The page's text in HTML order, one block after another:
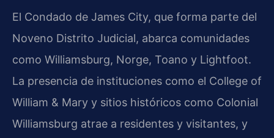
El Condado de James City, que forma parte del
Noveno Distrito Judicial, abarca comunidades
como Williamsburg, Norge, Toano y Lightfoot.
La presencia de instituciones como el College of
William & Mary y sitios históricos como Colonial
Williamsburg atrae a residentes y visitantes, y